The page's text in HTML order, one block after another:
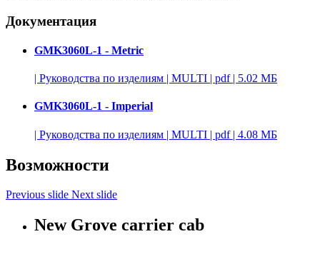
Документация
GMK3060L-1 - Metric
| Руководства по изделиям | MULTI | pdf | 5.02 МБ
GMK3060L-1 - Imperial
| Руководства по изделиям | MULTI | pdf | 4.08 МБ
Возможности
Previous slide Next slide
New Grove carrier cab